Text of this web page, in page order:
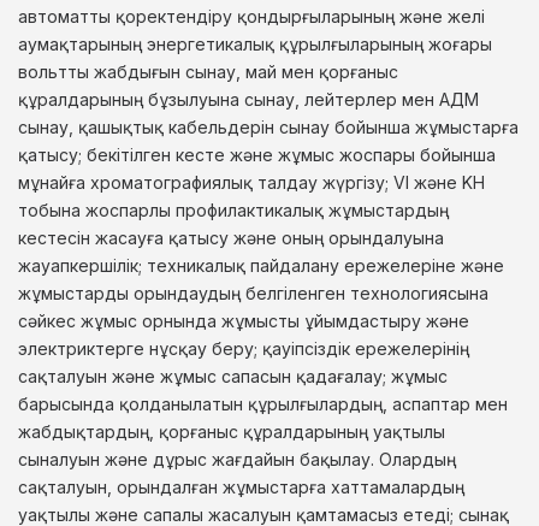
автоматты қоректендіру қондырғыларының және желі
аумақтарының энергетикалық құрылғыларының жоғары
вольтты жабдығын сынау, май мен қорғаныс
құралдарының бұзылуына сынау, лейтерлер мен АДМ
сынау, қашықтық кабельдерін сынау бойынша жұмыстарға
қатысу; бекітілген кесте және жұмыс жоспары бойынша
мұнайға хроматографиялық талдау жүргізу; VI және KH
тобына жоспарлы профилактикалық жұмыстардың
кестесін жасауға қатысу және оның орындалуына
жауапкершілік; техникалық пайдалану ережелеріне және
жұмыстарды орындаудың белгіленген технологиясына
сәйкес жұмыс орнында жұмысты ұйымдастыру және
электриктерге нұсқау беру; қауіпсіздік ережелерінің
сақталуын және жұмыс сапасын қадағалау; жұмыс
барысында қолданылатын құрылғылардың, аспаптар мен
жабдықтардың, қорғаныс құралдарының уақтылы
сыналуын және дұрыс жағдайын бақылау. Олардың
сақталуын, орындалған жұмыстарға хаттамалардың
уақтылы және сапалы жасалуын қамтамасыз етеді; сынақ